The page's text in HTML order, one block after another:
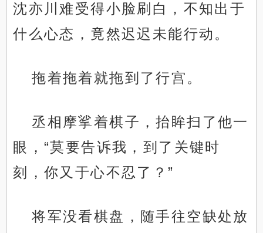
沈亦川难受得小脸刷白，不知出于
什么心态，竟然迟迟未能行动。
拖着拖着就拖到了行宫。
丞相摩挲着棋子，抬眸扫了他一
眼，“莫要告诉我，到了关键时
刻，你又于心不忍了？”
将军没看棋盘，随手往空缺处放